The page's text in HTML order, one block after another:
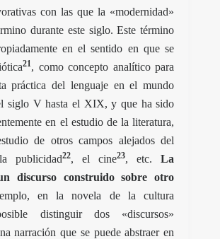
con las que la «modernidad»
durante este siglo. Este término
en el sentido en que se
21 , como concepto analítico para
práctica del lenguaje en el mundo
siglo V hasta el XIX, y que ha sido
en el estudio de la literatura,
de otros campos alejados del
publicidad22, el cine23, etc.La
discurso construido sobre otro
en la novela de la cultura
distinguir dos «discursos»
narración que se puede abstraer en